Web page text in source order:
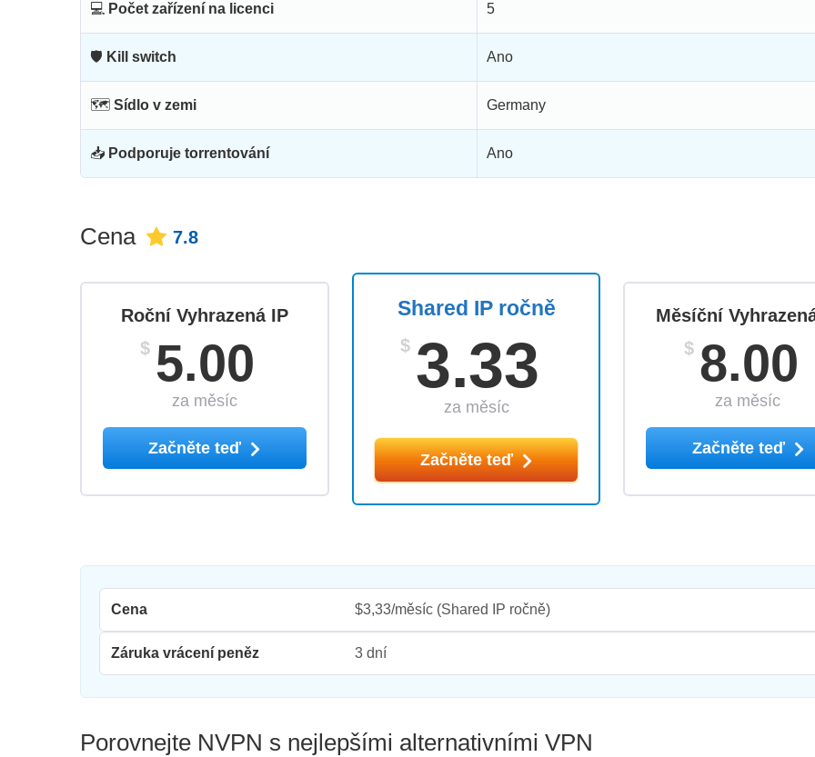
💻 Počet zařízení na licenci 5
🛡 Kill switch Ano
🗺 Sídlo v zemi Germany
📥 Podporuje torrentování Ano
Cena 7.8
Shared IP ročně
$ 3.33
za měsíc
Začněte teď
Roční Vyhrazená IP
$ 5.00
za měsíc
Začněte teď
Měsíční
$ 8.00
za měsíc
Začněte teď
Cena $3,33/měsíc(Shared IP ročně)
Záruka vrácení peněz 3 dní
Porovnejte NVPN s nejlepšími alternativními VPN